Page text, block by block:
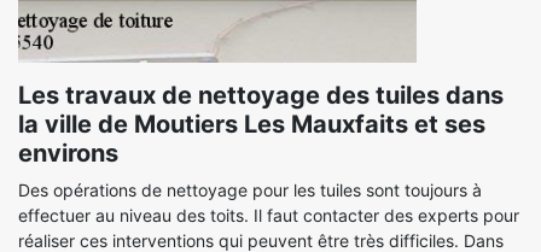
Les travaux de nettoyage des tuiles dans
la ville de Moutiers Les Mauxfaits et ses
environs
Des opérations de nettoyage pour les tuiles sont toujours à
effectuer au niveau des toits. Il faut contacter des experts pour
réaliser ces interventions qui peuvent être très difficiles. Dans